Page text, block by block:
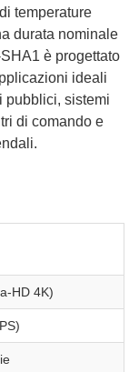
temperature
durata nominale
è progettato
ideali
pubblici, sistemi
di comando e
HD 4K)